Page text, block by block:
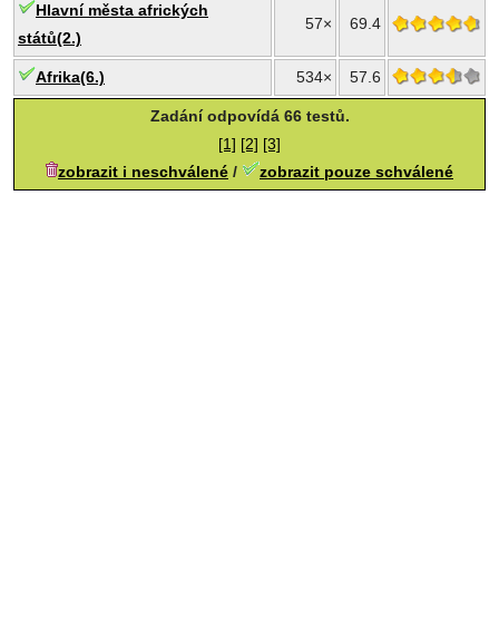
Hlavní města afrických
států(2.)
57× 69.4
Afrika(6.) 534× 57.6
Zadání odpovídá 66 testů.
[1] [2] [3]
zobrazit i neschválené / zobrazit pouze schválené